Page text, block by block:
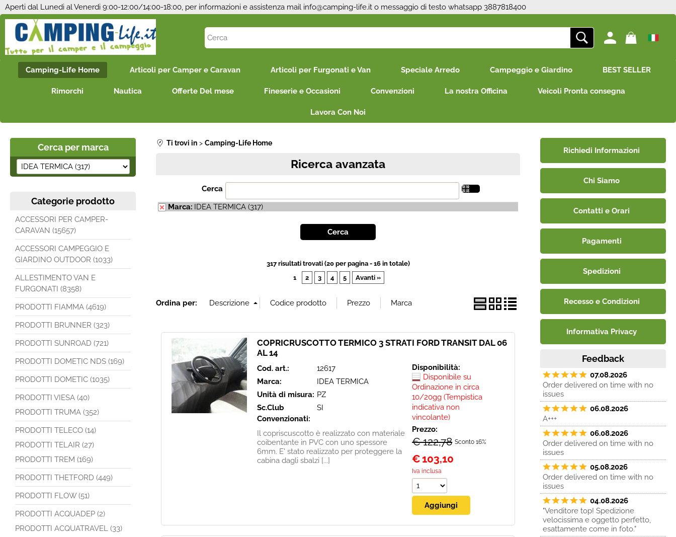
Aperti dal Lunedi al Venerdi 9:00-12:00/14:00-18:00, per informazioni e assistenza mail info@camping-life.it o messaggio di testo whatsapp 3887818400
Per completare l'ordine inserisci
poi clicca sul pulsante "Accedi"
Hai perso la password?
Se non sei ancora registrato sul
"Registrati"
Camping-Life Home Articoli per Camper e Caravan Articoli per Furgonati e Van Speciale Arredo Campeggio e Giardino BEST SELLER
Rimorchi Nautica Offerte Del mese Fineserie e Occasioni Convenzioni La nostra Officina Veicoli Pronta consegna
Lavora Con Noi
Cerca per marca
Categorie prodotto
ACCESSORI PER CAMPER-
CARAVAN (15657)
ACCESSORI CAMPEGGIO E
GIARDINO OUTDOOR (1033)
ALLESTIMENTO VAN E
FURGONATI (8358)
PRODOTTI FIAMMA (4619)
PRODOTTI BRUNNER (323)
PRODOTTI SUNROAD (721)
PRODOTTI DOMETIC NDS (169)
PRODOTTI DOMETIC (1035)
PRODOTTI VIESA (40)
PRODOTTI TRUMA (352)
PRODOTTI TELECO (14)
PRODOTTI TELAIR (27)
PRODOTTI TREM (169)
PRODOTTI THETFORD (449)
PRODOTTI FLOW (51)
PRODOTTI ACQUADEP (2)
PRODOTTI ACQUATRAVEL (33)
Ti trovi in Camping-Life Home
Ricerca avanzata
Cerca
Marca: IDEA TERMICA (317)
317 risultati trovati (20 per pagina - 16 in totale)
1
2 3 4 5 Avanti »
Ordina per:
COPRICRUSCOTTO TERMICO 3 STRATI FORD TRANSIT DAL 06
AL 14
Cod. art.:
12617
Marca:
IDEA TERMICA
Unità di misura: PZ
Sc.Club
Convenzionati:
SI
Il copriscuscotto è realizzato con materiale
coibentante in PVC con uno spessore
6mm. E' stato realizzato per proteggere la
cabina dagli sbalzi [...]
Disponibilità:
Disponibile su
Ordinazione in circa
10/20gg (Tempistica
indicativa non
vincolante)
Prezzo:
€ 122,78 Sconto 16%
€ 103,10
Iva inclusa
Richiedi Informazioni
Chi Siamo
Contatti e Orari
Pagamenti
Spedizioni
Recesso e Condizioni
Informativa Privacy
Feedback
07.08.2026
Order delivered on time with no
issues
06.08.2026
A+++
06.08.2026
Order delivered on time with no
issues
05.08.2026
Order delivered on time with no
issues
04.08.2026
"Venditore top! Spedizione
velocissima e oggetto perfetto,
esattamente come in foto."